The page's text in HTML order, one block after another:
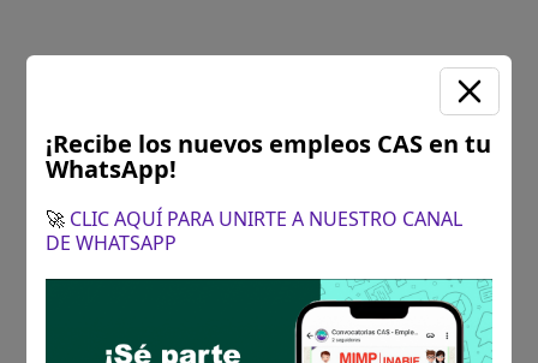
¡Recibe los nuevos empleos CAS en tu
WhatsApp!
🚀 CLIC AQUÍ PARA UNIRTE A NUESTRO CANAL
DE WHATSAPP